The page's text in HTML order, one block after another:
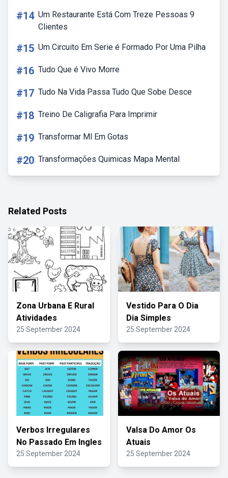
#14 Um Restaurante Está Com Treze Pessoas 9
Clientes
#15 Um Circuito Em Serie é Formado Por Uma Pilha
#16 Tudo Que é Vivo Morre
#17 Tudo Na Vida Passa Tudo Que Sobe Desce
#18 Treino De Caligrafia Para Imprimir
#19 Transformar Ml Em Gotas
#20 Transformações Quimicas Mapa Mental
Related Posts
Zona Urbana E Rural
Atividades
25 September 2024
Vestido Para O Dia
Dia Simples
25 September 2024
Verbos Irregulares
No Passado Em Ingles
25 September 2024
Valsa Do Amor Os
Atuais
25 September 2024